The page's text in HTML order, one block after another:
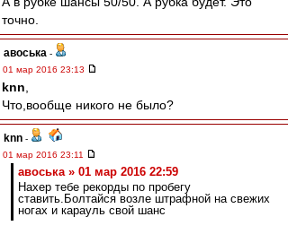
точно.
авоська -
01 мар 2016 23:13
knn
Что,вообще никого не было?
knn -
01 мар 2016 23:11
авоська » 01 мар 2016 22:59
Нахер тебе рекорды по пробегу
ставить.Болтайся возле штрафной на свежих
ногах и карауль свой шанс